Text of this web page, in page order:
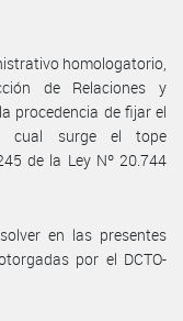
homologatorio,
de Relaciones y
procedencia de fijar el
cual surge el tope
de la Ley Nº 20.744
en las presentes
por el DCTO-